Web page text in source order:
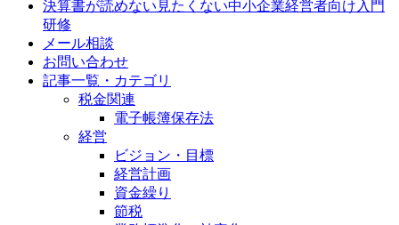
決算書が読めない見たくない中小企業経営者向け入門
研修
メール相談
お問い合わせ
記事一覧・カテゴリ
税金関連
電子帳簿保存法
経営
ビジョン・目標
経営計画
資金繰り
節税